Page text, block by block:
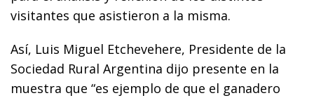
visitantes que asistieron a la misma.
Así, Luis Miguel Etchevehere, Presidente de la
Sociedad Rural Argentina dijo presente en la
muestra que “es ejemplo de que el ganadero